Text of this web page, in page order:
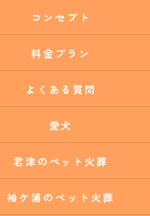
コンセプト
料金プラン
よくある質問
愛犬
君津のペット火葬
袖ケ浦のペット火葬